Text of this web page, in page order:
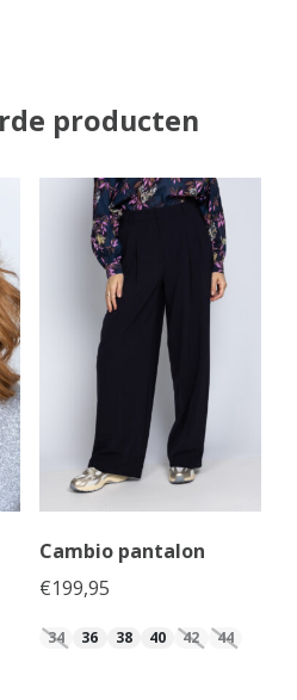
producten
Cambio pantalon
€199,95
34 36 38 40 42 44